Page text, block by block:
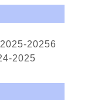
20256
2025